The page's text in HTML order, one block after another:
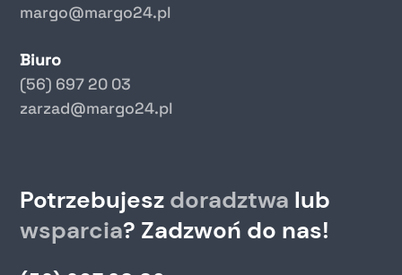
margo@margo24.pl
Biuro
(56) 697 20 03
zarzad@margo24.pl
Potrzebujesz doradztwa lub
wsparcia? Zadzwoń do nas!